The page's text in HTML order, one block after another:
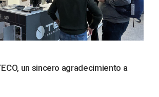
un sincero agradecimiento a